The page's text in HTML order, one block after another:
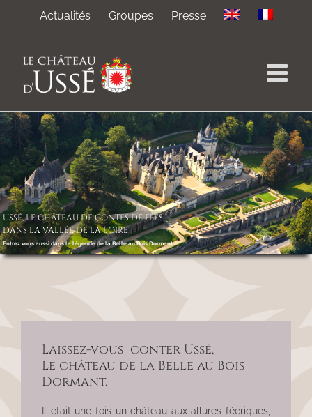
Actualités Groupes Presse
USSÉ, LE CHÂTEAU DE CONTES DE FÉES
DANS LA VALLÉE DE LA LOIRE
Entrez vous aussi dans la légende de la Belle au Bois Dormant
Laissez-vous conter Ussé,
Le château de la Belle au Bois
Dormant.
Il était une fois un château aux allures féeriques,